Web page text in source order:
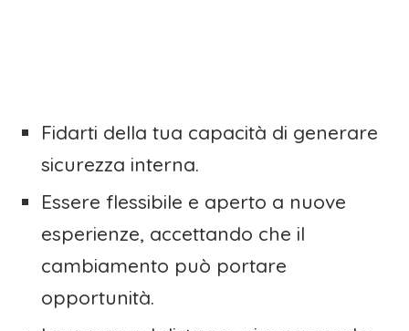
Fidarti della tua capacità di generare
sicurezza interna.
Essere flessibile e aperto a nuove
esperienze, accettando che il
cambiamento può portare
opportunità.